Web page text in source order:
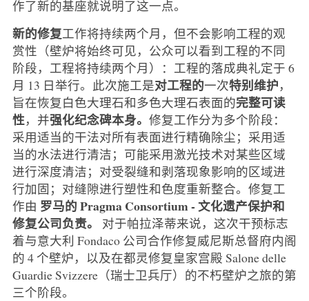
作了新的基座就说明了这一点。
新的修复工作将持续两个月，但不会影响工程的观
赏性（壁炉将始终可见，公众可以看到工程的不同
阶段，工程将持续两个月）：工程的落成典礼定于 6
月 13 日举行。此次施工是对工程的一次特别维护，
旨在恢复白色大理石和多色大理石表面的完整可读
性，并强化纪念碑本身。 修复工作分为多个阶段：
采用适当的干法对所有表面进行精确除尘；采用适
当的水法进行清洁；可能采用激光技术对某些区域
进行深度清洁；对受裂缝和剥落现象影响的区域进
行加固；对缝隙进行塑性和色度重新整合。修复工
作由 罗马的 Pragma Consortium - 文化遗产保护和
修复公司负责。 对于帕拉泽蒂来说，这次干预标志
着与意大利 Fondaco 公司合作修复威尼斯总督府内阁
的 4 个壁炉，以及在都灵修复皇家宫殿 Salone delle
Guardie Svizzere（瑞士卫兵厅）的不朽壁炉之旅的第
三个阶段。